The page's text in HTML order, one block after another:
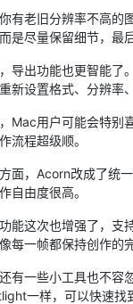
有老旧分辨率不高的
是尽量保留细节，最
导出功能也更智能了
新设置格式、分辨率
Mac用户可能会特别
流程超级顺。
面，Acorn改成了统
自由度很高。
能这次也增强了，支
每一帧都保持创作的
有一些小工具也不容
一样，可以快速找